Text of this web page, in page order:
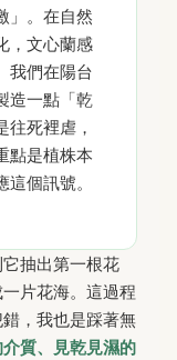
」。在自然
，文心蘭感
我們在陽台
造一點「乾
死裡虐，
點是植株本
個訊號。
抽出第一根花
片花海。這過程
，我也是踩著無
質、見乾見濕的